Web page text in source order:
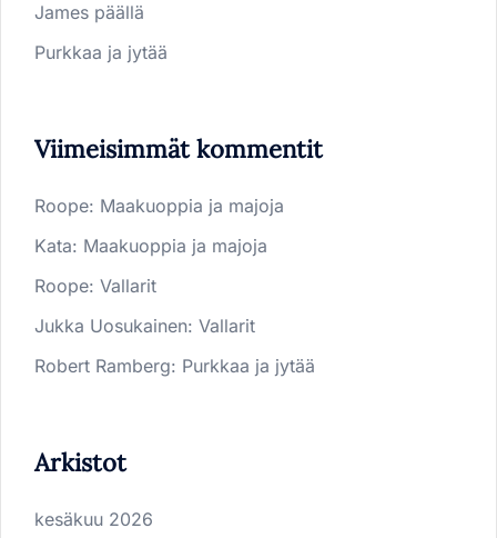
James päällä
Purkkaa ja jytää
Viimeisimmät kommentit
Roope: Maakuoppia ja majoja
Kata: Maakuoppia ja majoja
Roope: Vallarit
Jukka Uosukainen: Vallarit
Robert Ramberg: Purkkaa ja jytää
Arkistot
kesäkuu 2026